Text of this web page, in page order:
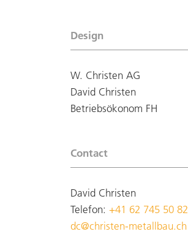
Design
W. Christen AG
David Christen
Betriebsökonom FH
Contact
David Christen
Telefon: +41 62 745 50 82
dc@christen-metallbau.ch